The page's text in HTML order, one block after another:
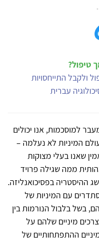
טיפול?
ולקבל התייחסויות
עברית
למוסכמות, אנו יכולים
המיניות לא נעלמה –
שאנו בעלי מצוקות
ממה שגילה פרויד
ההיסטריה בפסיכואנליזה.
עם המיניות של
בשל בלבול הנורמות בין
מיניים שלהם על
ההתפתחותיים של